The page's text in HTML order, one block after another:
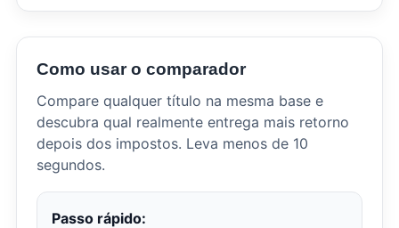
Como usar o comparador
Compare qualquer título na mesma base e
descubra qual realmente entrega mais retorno
depois dos impostos. Leva menos de 10
segundos.
Passo rápido: